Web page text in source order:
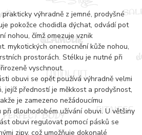
výhradně z jemné, prodyšné
pokožce chodidla dýchat, odvádí pot
nohou, čímž omezuje vznik
mykotických onemocnění kůže nohou,
prostorách. Stélku je nutné při
vyschnout.
obuvi se opět používá výhradně velmi
jejíž předností je měkkost a prodyšnost,
je zamezeno nežádoucímu
dlouhodobém užívání obuvi. U většiny
obuvi regulovat pomocí pásků se
zipy, což umožňuje dokonalé